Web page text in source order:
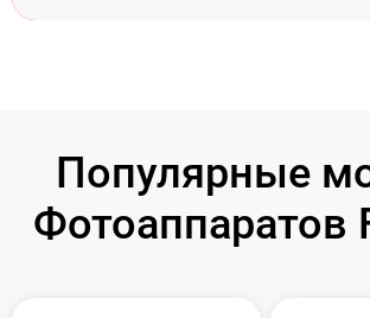
Популярные
Фотоаппаратов